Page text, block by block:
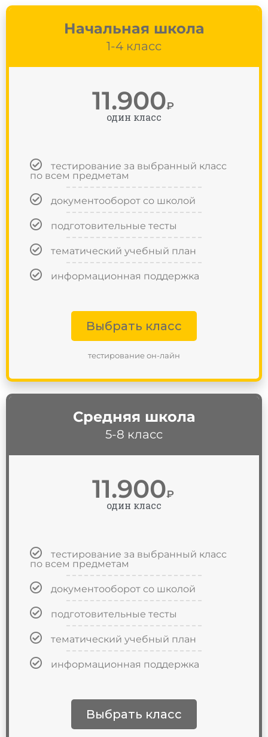
Начальная школа
1-4 класс
11.900₽
один класс
тестирование за выбранный класс
по всем предметам
документооборот со школой
подготовительные тесты
тематический учебный план
информационная поддержка
Выбрать класс
тестирование он-лайн
Средняя школа
5-8 класс
11.900₽
один класс
тестирование за выбранный класс
по всем предметам
документооборот со школой
подготовительные тесты
тематический учебный план
информационная поддержка
Выбрать класс